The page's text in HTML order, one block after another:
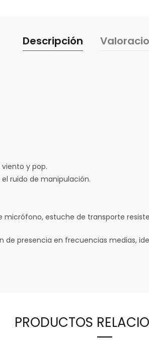
Descripción
y pop.
ruido de manipulación.
micrófono, estuche de transporte
de presencia en frecuencias medias,
PRODUCTOS